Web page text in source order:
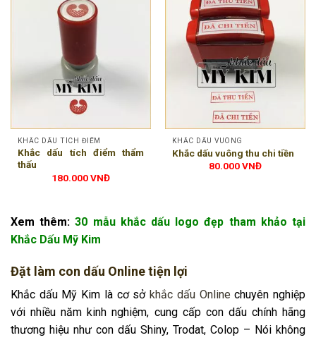
KHẮC DẤU TÍCH ĐIỂM
Khắc dấu tích điểm thẩm
thấu
180.000VNĐ
KHẮC DẤU VUÔNG
Khắc dấu vuông thu chi tiền
80.000VNĐ
Xem thêm: 30 mẫu khắc dấu logo đẹp tham khảo tại
Khắc Dấu Mỹ Kim
Đặt làm con dấu Online tiện lợi
Khắc dấu Mỹ Kim là cơ sởkhắc dấu Onlinechuyên nghiệp
với nhiều năm kinh nghiệm, cung cấp con dấu chính hãng
thương hiệu như con dấu Shiny, Trodat, Colop – Nói không